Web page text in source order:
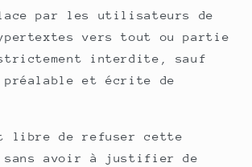
par les utilisateurs de
vers tout ou partie
interdite, sauf
et écrite de
libre de refuser cette
sans avoir à justifier de